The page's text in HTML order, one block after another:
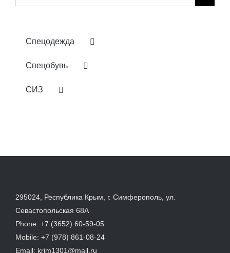
поиска:
Спецодежда
Спецобувь
СИЗ
295024, Республика Крым, г. Симферополь, ул.
Севастопольская 68А
Phone: +7 (3652) 60-59-05
Mobile: +7 (978) 861-08-24
Email: krim1301@mail.ru